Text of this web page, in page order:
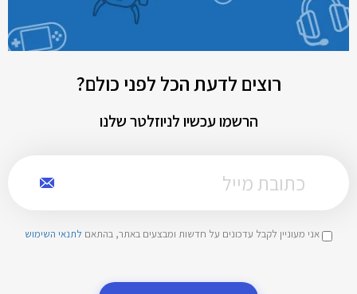
רוצים לדעת הכל לפני כולם?
הרשמו עכשיו לניוזלטר שלנו
אני מעוניין לקבל עדכונים על חדשות ומבצעים באתר, בהתאם לתנאי השימוש